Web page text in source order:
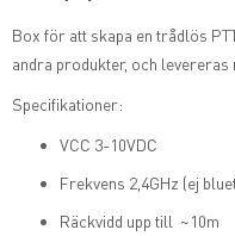
Box för att skapa en trådlös
andra produkter, och levereras
Specifikationer:
VCC 3-10VDC
Frekvens 2,4GHz (ej
Räckvidd upp till ~10m